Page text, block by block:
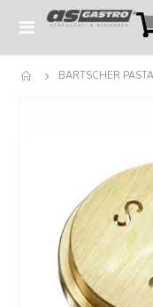
Navigation
BARTSCHER